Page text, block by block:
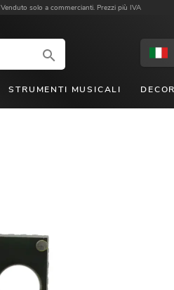
Venduto solo a commercianti. Prezzi più IVA
STRUMENTI MUSICALI